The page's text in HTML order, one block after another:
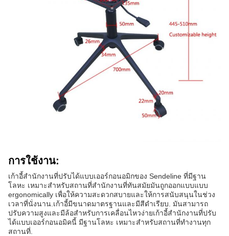
การใช้งาน:
เก้าอี้สํานักงานที่ปรับได้แบบเออร์กอนอมิกของ Sendeline ที่มีฐาน
โลหะ เหมาะสําหรับสถานที่สํานักงานที่ทันสมัยมันถูกออกแบบแบบ
ergonomically เพื่อให้ความสะดวกสบายและให้การสนับสนุนในช่วง
เวลาที่นั่งนาน.เก้าอี้มีขนาดมาตรฐานและมีสีดําเรียบ. มันสามารถ
ปรับความสูงและมีล้อสําหรับการเคลื่อนไหวง่ายเก้าอี้สํานักงานที่ปรับ
ได้แบบเออร์กอนอมิคนี้ มีฐานโลหะ เหมาะสําหรับสถานที่ทํางานทุก
สถานที่.